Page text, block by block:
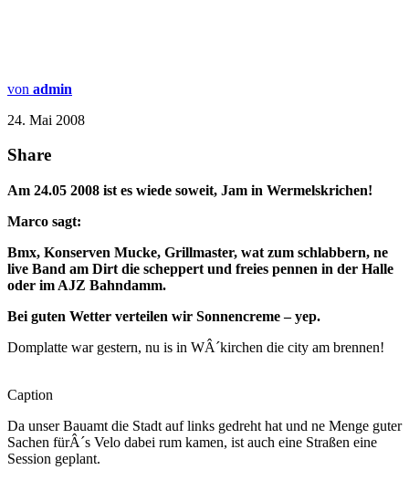
von admin
24. Mai 2008
Share
Am 24.05 2008 ist es wiede soweit, Jam in Wermelskrichen!
Marco sagt:
Bmx, Konserven Mucke, Grillmaster, wat zum schlabbern, ne
live Band am Dirt die scheppert und freies pennen in der Halle
oder im AJZ Bahndamm.
Bei guten Wetter verteilen wir Sonnencreme – yep.
Domplatte war gestern, nu is in WÂ´kirchen die city am brennen!
Caption
Da unser Bauamt die Stadt auf links gedreht hat und ne Menge guter
Sachen fürÂ´s Velo dabei rum kamen, ist auch eine Straßen eine
Session geplant.